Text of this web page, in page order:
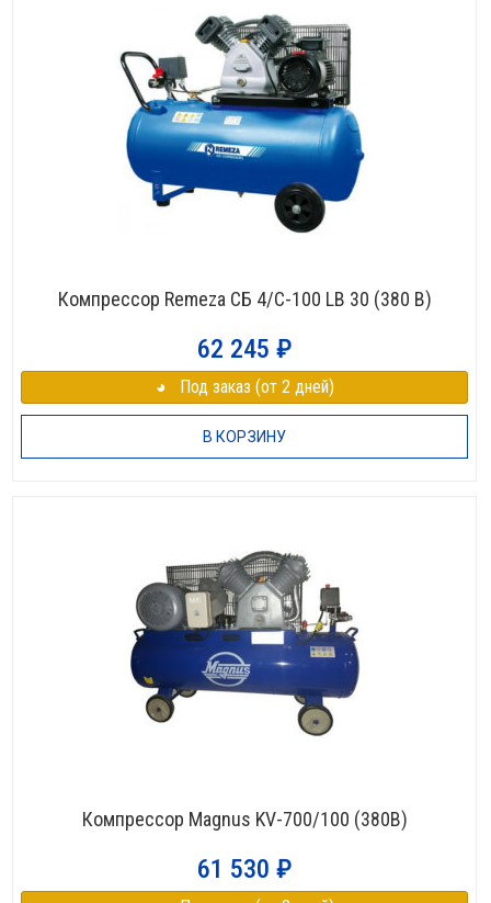
Компрессор Remeza СБ 4/С-100 LB 30 (380 В)
62 245 ₽
◕⠀Под заказ (от 2 дней)
В КОРЗИНУ
Компрессор Magnus KV-700/100 (380В)
61 530 ₽